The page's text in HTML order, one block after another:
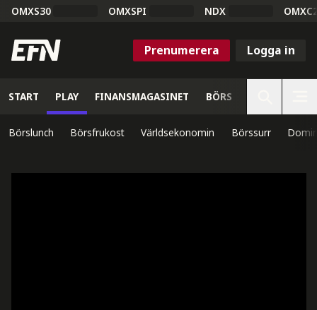
OMXS30 OMXSPI NDX
Prenumerera Logga in
START PLAY FINANSMAGASINET BÖRS
Börslunch Börsfrukost Världsekonomin Börssurr